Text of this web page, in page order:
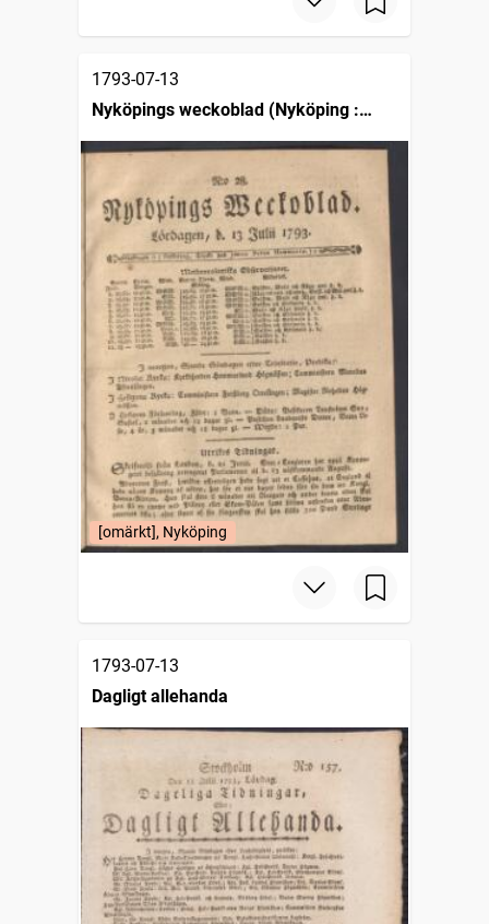
1793-07-13
Nyköpings weckoblad (Nyköping :
1786)
[omärkt], Nyköping
1793-07-13
Dagligt allehanda